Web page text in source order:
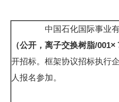
中国石化国际事业有
（公开，离子交换树脂/001×
开招标。框架协议招标执行
人报名参加。